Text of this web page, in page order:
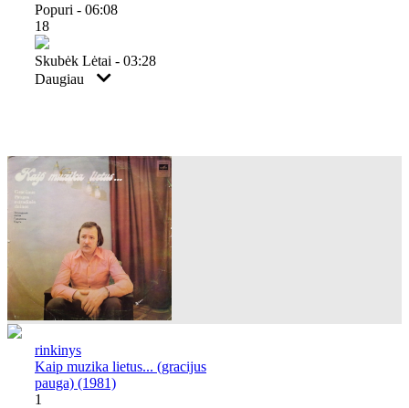
Popuri - 06:08
18
Skubėk Lėtai - 03:28
Daugiau
rinkinys
Kaip muzika lietus... (gracijus
pauga) (1981)
1